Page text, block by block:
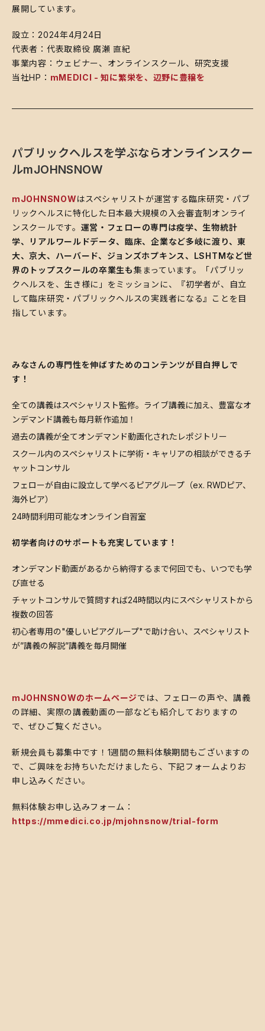
展開しています。
設立：2024年4月24日
代表者：代表取締役 廣瀬 直紀
事業内容：ウェビナー、オンラインスクール、研究支援
当社HP： mMEDICI - 知に繁栄を、辺野に豊穣を
パブリックヘルスを学ぶならオンラインスクー
ルmJOHNSNOW
mJOHNSNOWはスペシャリストが運営する臨床研究・パブ
リックヘルスに特化した日本最大規模の入会審査制オンライ
ンスクールです。 運営・フェローの専門は疫学、生物統計
学、リアルワールドデータ、臨床、企業など多岐に渡り、東
大、京大、ハーバード、ジョンズホプキンス、LSHTMなど世
界のトップスクールの卒業生も集まっています。「パブリッ
クヘルスを、生き様に」をミッションに、『初学者が、自立
して臨床研究・パブリックヘルスの実践者になる』ことを目
指しています。
みなさんの専門性を伸ばすためのコンテンツが目白押しで
す！
全ての講義はスペシャリスト監修。ライブ講義に加え、豊富なオ
ンデマンド講義も毎月新作追加！
過去の講義が全てオンデマンド動画化されたレポジトリー
スクール内のスペシャリストに学術・キャリアの相談ができるチ
ャットコンサル
フェローが自由に設立して学べるピアグループ（ex. RWDピア、
海外ピア）
24時間利用可能なオンライン自習室
初学者向けのサポートも充実しています！
オンデマンド動画があるから納得するまで何回でも、いつでも学
び直せる
チャットコンサルで質問すれば24時間以内にスペシャリストから
複数の回答
初心者専用の"優しいピアグループ"で助け合い、スペシャリスト
が”講義の解説”講義を毎月開催
mJOHNSNOWのホームページでは、フェローの声や、講義
の詳細、実際の講義動画の一部なども紹介しておりますの
で、ぜひご覧ください。
新規会員も募集中です！1週間の無料体験期間もございますの
で、ご興味をお持ちいただけましたら、下記フォームよりお
申し込みください。
無料体験お申し込みフォーム：
https://mmedici.co.jp/mjohnsnow/trial-form